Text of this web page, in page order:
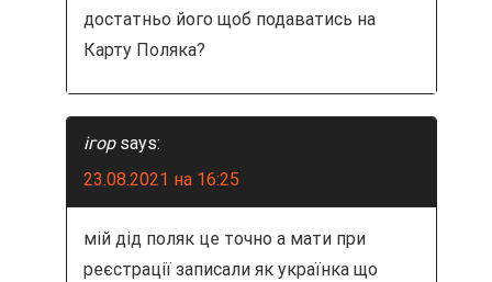
достатньо його щоб подаватись на
Карту Поляка?
ігор says:
23.08.2021 на 16:25
мій дід поляк це точно а мати при
реєстрації записали як українка що